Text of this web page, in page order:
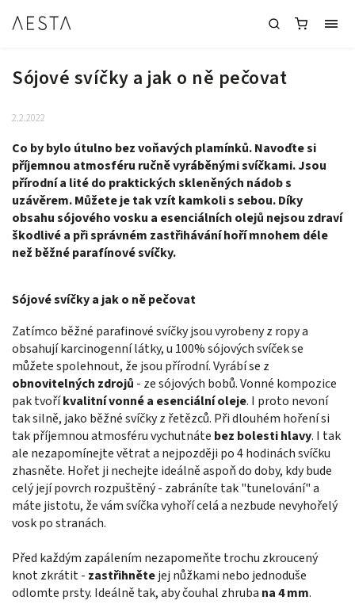
Sójové svíčky a jak o ně pečovat
2.2.2022
Co by bylo útulno bez voňavých plamínků. Navoďte si
příjemnou atmosféru ručně vyráběnými svíčkami. Jsou
přírodní a lité do praktických skleněných nádob s
uzávěrem. Můžete je tak vzít kamkoli s sebou. Díky
obsahu sójového vosku a esenciálních olejů nejsou zdraví
škodlivé a při správném zastřihávání hoří mnohem déle
než běžné parafínové svíčky.
Sójové svíčky a jak o ně pečovat
Zatímco běžné parafinové svíčky jsou vyrobeny z ropy a
obsahují karcinogenní látky, u 100% sójových svíček se
můžete spolehnout, že jsou přírodní. Vyrábí se z
obnovitelných zdrojů - ze sójových bobů. Vonné kompozice
pak tvoříkvalitnívonné a esenciální oleje. I proto nevoní
tak silně, jako běžné svíčky z řetězců. Při dlouhém hoření si
tak příjemnou atmosféru vychutnáte bez bolesti hlavy. I tak
ale nezapomínejte větrat a nejpozději po 4 hodinách svíčku
zhasněte. Hořet ji nechejte ideálně aspoň do doby, kdy bude
celý její povrch rozpuštěný - zabráníte tak "tunelování" a
máte jistotu, že vám svíčka vyhoří celá a nezbude nevyhořelý
vosk po stranách.
Před každým zapálením nezapomeňte trochu zkroucený
knot zkrátit - zastřihnětejej nůžkami nebo jednoduše
odlomte prsty. Ideálně tak, aby čouhal zhruba na 4 mm.